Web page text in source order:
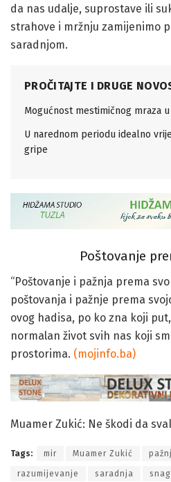
da nas udalje, suprostave ili
strahove i mržnju zamijenimo
saradnjom.
PROČITAJTE I DRUGE
Mogućnost mestimičnog mraza
U narednom periodu idealno
gripe
Poštovanje
“Poštovanje i pažnja prema
poštovanja i pažnje prema
ovog hadisa, po ko zna koji
normalan život svih nas koji
prostorima. (mojinfo.ba)
Muamer Zukić: Ne škodi da
Tags: mir Muamer Zukić
razumijevanje saradnja